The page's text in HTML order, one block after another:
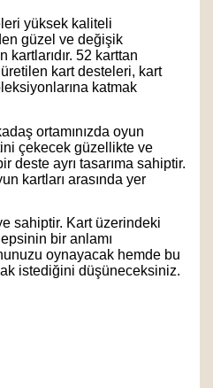
yüksek kaliteli
güzel ve değişik
kartlarıdır. 52 karttan
kart desteleri, kart
katmak
ortamınızda oyun
çekecek güzellikte ve
deste ayrı tasarıma sahiptir.
kartları arasında yer
sahiptir. Kart üzerindeki
bir anlamı
oynayacak hemde bu
istediğini düşüneceksiniz.